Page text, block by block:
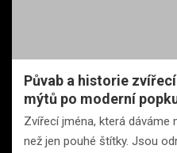
Půvab a historie
mýtů po moderní
Zvířecí jména, která
než jen pouhé štítky. Jsou